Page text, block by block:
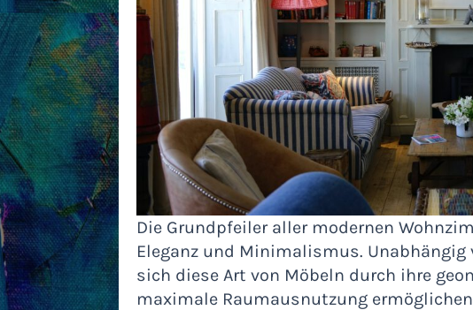
Die Grundpfeiler aller modernen
Eleganz und Minimalismus.
sich diese Art von Möbeln durch ihre
maximale Raumausnutzung